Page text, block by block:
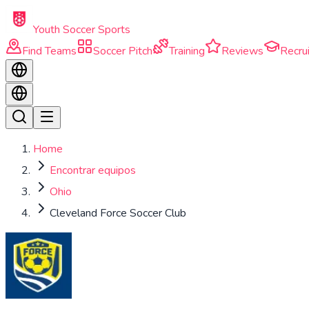
Skip to main content
Youth Soccer Sports
Find Teams
Soccer Pitch Training Reviews
Home
Encontrar equipos
Ohio
Cleveland Force Soccer Club